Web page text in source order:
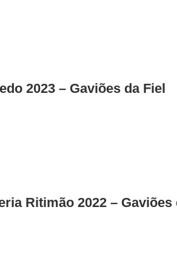
2023 – Gaviões da Fiel
Ritimão 2022 – Gaviões